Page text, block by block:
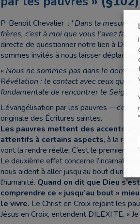
P. Benoît Chevalier : “Dans la mesure
frères, c’est à moi que vous l’avez fait
directe de questionner notre lien à Dieu.
sommes invités à nous laisser déplacer,
« Nous ne sommes pas dans le
Révélation : le contact avec ceux qui
fondamentale de rencontrer le Seigneur
L’évangélisation par les pauvres
originale des Écritures saintes.
Les pauvres mettent des accents
attentifs à certains aspects, à la
vont la rendre réelle. C’est le premier
Le deuxième effet concerne
nous aident à aller jusqu’au bout d’une
l’humanité. Quand on dit que Dieu
comprendre ce « jusqu’au bout »
le vivre. Le Christ en Croix rejoint les
Jésus en Croix, entendent DILEXI TE, « Je